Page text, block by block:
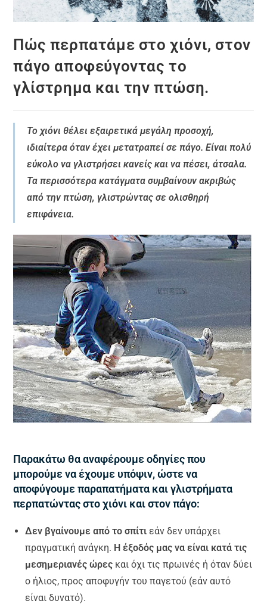
Πώς περπατάμε στο χιόνι, στον
πάγο αποφεύγοντας το
γλίστρημα και την πτώση.
Το χιόνι θέλει εξαιρετικά μεγάλη προσοχή,
ιδιαίτερα όταν έχει μετατραπεί σε πάγο. Είναι πολύ
εύκολο να γλιστρήσει κανείς και να πέσει, άτσαλα.
Τα περισσότερα κατάγματα συμβαίνουν ακριβώς
από την πτώση, γλιστρώντας σε ολισθηρή
επιφάνεια.
Παρακάτω θα αναφέρουμε οδηγίες που
μπορούμε να έχουμε υπόψιν, ώστε να
αποφύγουμε παραπατήματα και γλιστρήματα
περπατώντας στο χιόνι και στον πάγο:
Δεν βγαίνουμε από το σπίτι εάν δεν υπάρχει
πραγματική ανάγκη. Ηέξοδός μας να είναι κατά τις
μεσημεριανές ώρες και όχι τις πρωινές ή όταν δύει
ο ήλιος, προς αποφυγήν του παγετού (εάν αυτό
είναι δυνατό).